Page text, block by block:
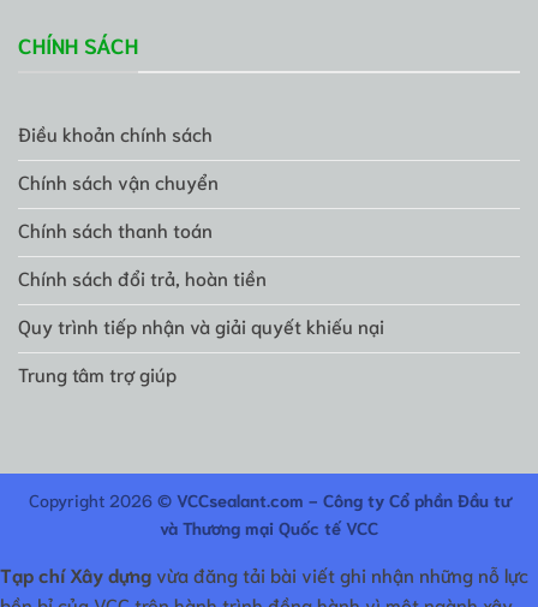
CHÍNH SÁCH
Điều khoản chính sách
Chính sách vận chuyển
Chính sách thanh toán
Chính sách đổi trả, hoàn tiền
Quy trình tiếp nhận và giải quyết khiếu nại
Trung tâm trợ giúp
Copyright 2026 © VCCsealant.com - Công ty Cổ phần Đầu tư
và Thương mại Quốc tế VCC
Tạp chí Xây dựngvừa đăng tải bài viết ghi nhận những nỗ lực